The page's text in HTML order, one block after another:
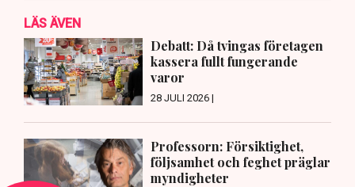
LÄS ÄVEN
Debatt: Då tvingas företagen
kassera fullt fungerande
varor
28 JULI 2026 |
Professorn: Försiktighet,
följsamhet och feghet präglar
myndigheter